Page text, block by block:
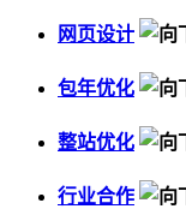
网页设计
包年优化
整站优化
行业合作